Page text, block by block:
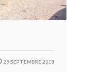
29 SEPTEMBRE 2018